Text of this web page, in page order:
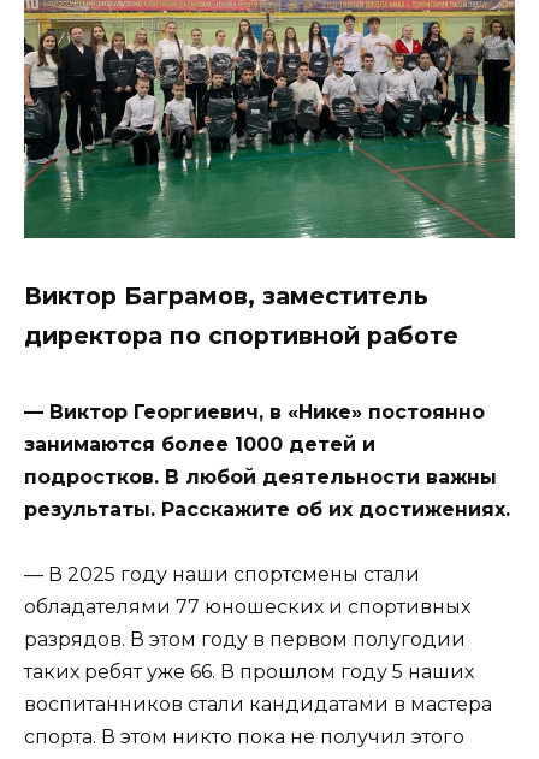
Виктор Баграмов, заместитель
директора по спортивной работе
— Виктор Георгиевич, в «Нике» постоянно
занимаются более 1000 детей и
подростков. В любой деятельности важны
результаты. Расскажите об их достижениях.
— В 2025 году наши спортсмены стали
обладателями 77 юношеских и спортивных
разрядов. В этом году в первом полугодии
таких ребят уже 66. В прошлом году 5 наших
воспитанников стали кандидатами в мастера
спорта. В этом никто пока не получил этого